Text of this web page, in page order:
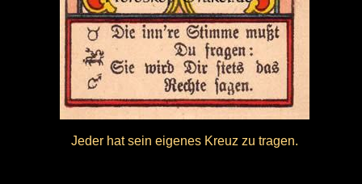
Jeder hat sein eigenes Kreuz zu tragen.